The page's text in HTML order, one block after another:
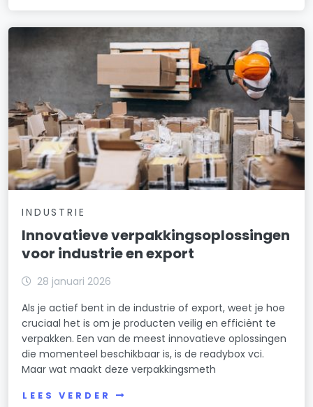
INDUSTRIE
Innovatieve verpakkingsoplossingen
voor industrie en export
28 januari 2026
Als je actief bent in de industrie of export, weet je hoe
cruciaal het is om je producten veilig en efficiënt te
verpakken. Een van de meest innovatieve oplossingen
die momenteel beschikbaar is, is de readybox vci.
Maar wat maakt deze verpakkingsmeth
LEES VERDER